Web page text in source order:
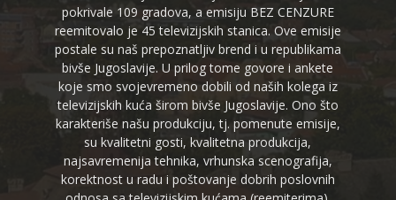
pokrivale 109 gradova, a emisiju BEZ CENZURE
reemitovalo je 45 televizijskih stanica. Ove emisije
postale su naš prepoznatljiv brend i u republikama
bivše Jugoslavije. U prilog tome govore i ankete
koje smo svojevremeno dobili od naših kolega iz
televizijskih kuća širom bivše Jugoslavije. Ono što
karakteriše našu produkciju, tj. pomenute emisije,
su kvalitetni gosti, kvalitetna produkcija,
najsavremenija tehnika, vrhunska scenografija,
korektnost u radu i poštovanje dobrih poslovnih